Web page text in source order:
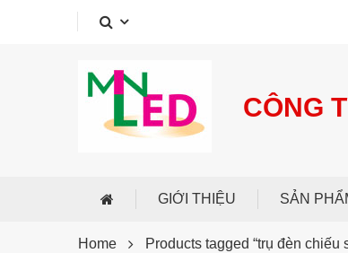
My account
CÔNG
GIỚI THIỆU SẢN
Home Products tagged “trụ đèn chiếu